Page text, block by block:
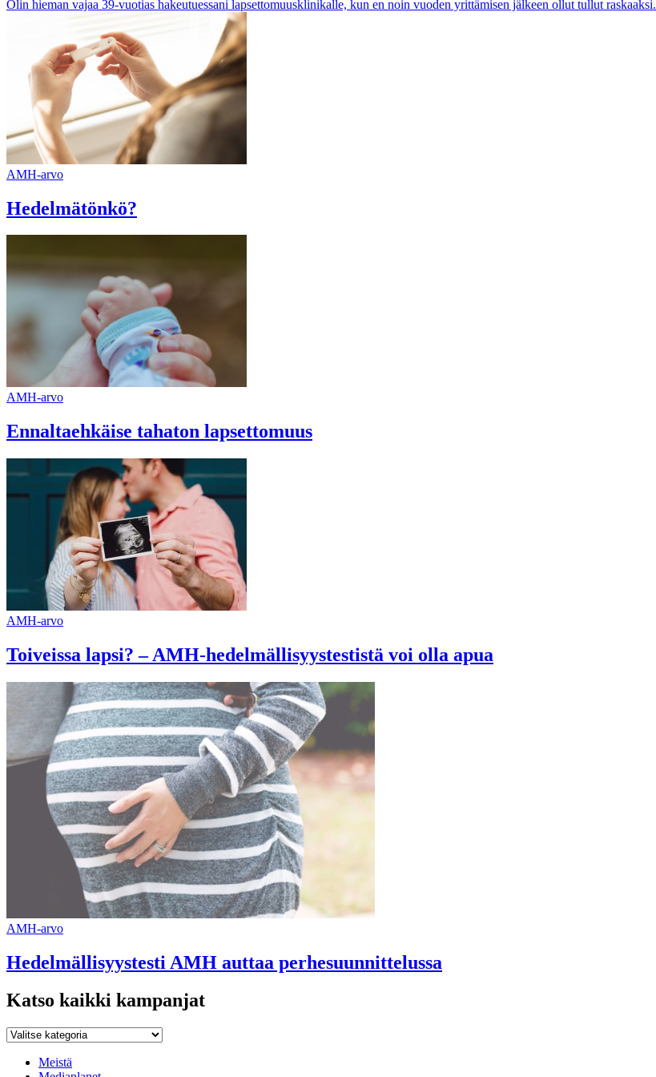
Olin hieman vajaa 39-vuotias hakeutuessani lapsettomuusklinikalle, kun en noin vuoden yrittämisen jälkeen ollut tullut raskaaksi.
AMH-arvo
Hedelmätönkö?
AMH-arvo
Ennaltaehkäise tahaton lapsettomuus
AMH-arvo
Toiveissa lapsi? – AMH-hedelmällisyystestistä voi olla apua
AMH-arvo
Hedelmällisyystesti AMH auttaa perhesuunnittelussa
Katso kaikki kampanjat
Katso
kampanjat
Meistä